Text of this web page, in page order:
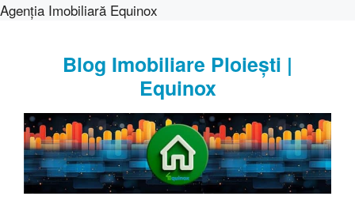
Agenția Imobiliară Equinox
Blog Imobiliare Ploiești |
Equinox